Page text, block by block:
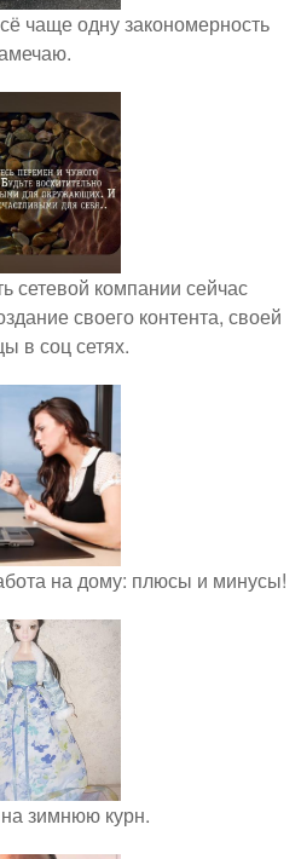
чаще одну закономерность
сетевой компании сейчас
своего контента, своей
в соц сетях.
на дому: плюсы и минусы!
зимнюю курн.